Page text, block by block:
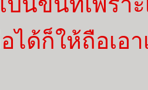
ได้ก็ให้ถือเอา